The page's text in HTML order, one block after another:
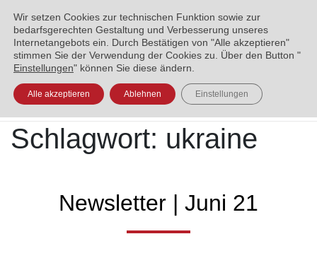
ENGLISH العربية УКРАЇНСЬКА
Schlagwort: ukraine
Newsletter | Juni 21
Wir setzen Cookies zur technischen Funktion sowie zur
bedarfsgerechten Gestaltung und Verbesserung unseres
Internetangebots ein. Durch Bestätigen von "Alle akzeptieren"
stimmen Sie der Verwendung der Cookies zu. Über den Button "
Einstellungen" können Sie diese ändern.
Alle akzeptieren Ablehnen Einstellungen